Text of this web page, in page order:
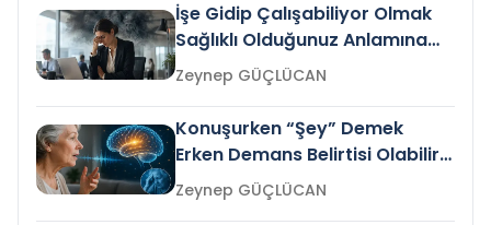
İşe Gidip Çalışabiliyor Olmak
Sağlıklı Olduğunuz Anlamına
Gelir mi?Zeynep GÜÇLÜCAN
Konuşurken “Şey” Demek
Erken Demans Belirtisi Olabilir
mi?
Zeynep GÜÇLÜCAN